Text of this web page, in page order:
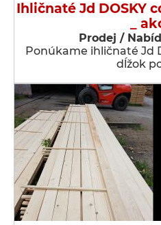
Ihličnaté Jd DOSKY
_
Prodej /
Ponúkame ihličnaté Jd
dĺžok